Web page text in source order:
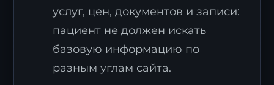
услуг, цен, документов и записи:
пациент не должен искать
базовую информацию по
разным углам сайта.